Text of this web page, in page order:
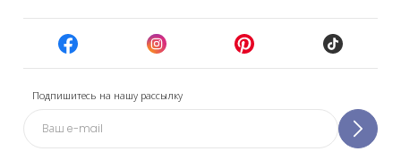
Подпишитесь на нашу рассылку